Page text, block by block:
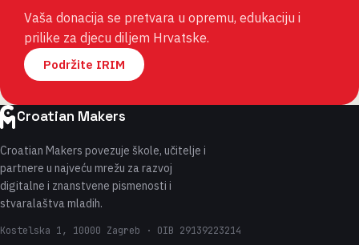
Vaša donacija se pretvara u opremu, edukaciju i
prilike za djecu diljem Hrvatske.
Podržite IRIM
Croatian Makers
Croatian Makers povezuje škole, učitelje i
partnere u najveću mrežu za razvoj
digitalne i znanstvene pismenosti i
stvaralaštva mladih.
Kostelska 1, 10000 Zagreb · OIB 29139223214